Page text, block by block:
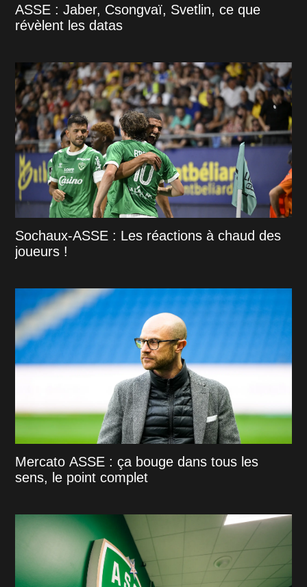
ASSE : Jaber, Csongvaï, Svetlin, ce que
révèlent les datas
Sochaux-ASSE : Les réactions à chaud des
joueurs !
Mercato ASSE : ça bouge dans tous les
sens, le point complet